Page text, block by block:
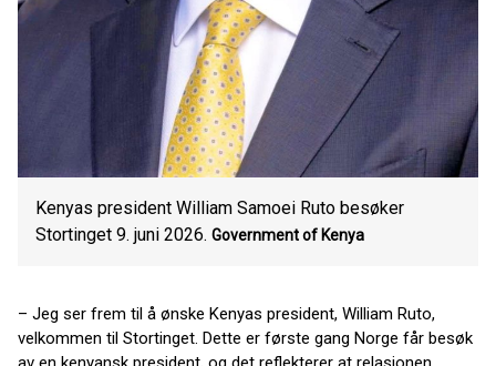
Kenyas president William Samoei Ruto besøker
Stortinget 9. juni 2026. Government of Kenya
– Jeg ser frem til å ønske Kenyas president, William Ruto,
velkommen til Stortinget. Dette er første gang Norge får besøk